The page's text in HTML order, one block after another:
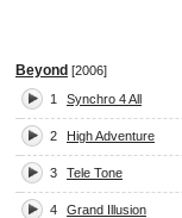
Beyond [2006]
1
Synchro 4 All
2 High Adventure
3 Tele Tone
4 Grand Illusion